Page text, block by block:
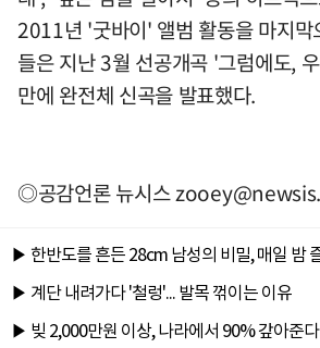
2011년 '굿바이' 앨범 활동을 마지막
들은 지난 3월 선공개곡 '그럼에도,
만에 완전체 신곡을 발표했다.
◎공감언론 뉴시스